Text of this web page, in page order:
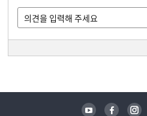
유튜브 페이스북 인스타그램